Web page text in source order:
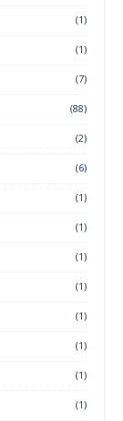
(1)
(1)
(7)
(88)
(2)
(6)
(1)
(1)
(1)
(1)
(1)
(1)
(1)
(1)